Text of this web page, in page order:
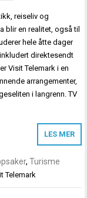
reiseliv og
blir en realitet, også til
hele åtte dager
direktesendt
Visit Telemark i en
arrangementer,
i langrenn. TV
LES MER
,Turisme
Telemark